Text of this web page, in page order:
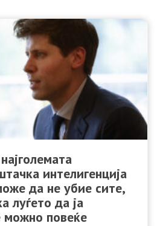
интелигенција
да не убие сите,
луѓето да ја
можно повеќе